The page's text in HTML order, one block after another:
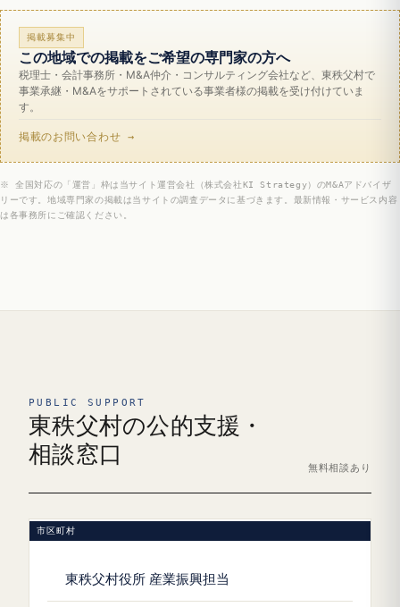
掲載募集中
この地域での掲載をご希望の専門家の方へ
税理士・会計事務所・M&A仲介・コンサルティング会社など、東秩父村で
事業承継・M&Aをサポートされている事業者様の掲載を受け付けていま
す。
掲載のお問い合わせ →
※ 全国対応の「運営」枠は当サイト運営会社（株式会社KI Strategy）のM&Aアドバイザ
リーです。地域専門家の掲載は当サイトの調査データに基づきます。最新情報・サービス内容
は各事務所にご確認ください。
PUBLIC SUPPORT
東秩父村の公的支援・
相談窓口
無料相談あり
市区町村
東秩父村役所 産業振興担当